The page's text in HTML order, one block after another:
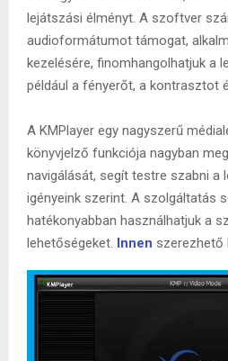
lejátszási élményt. A szoftver
audioformátumot támogat,
kezelésére, finomhangolhatjuk a
például a fényerőt, a kontrasztot
A KMPlayer egy nagyszerű
könyvjelző funkciója nagyban
navigálását, segít testre szabni a
igényeink szerint. A szolgáltatás
hatékonyabban használhatjuk a
lehetőségeket. Innen szerezhető